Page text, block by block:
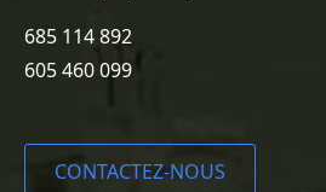
685 114 892
605 460 099
CONTACTEZ-NOUS